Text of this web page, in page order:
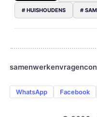
# HUISHOUDENS #
samenwerkenvragen
WhatsApp Facebook